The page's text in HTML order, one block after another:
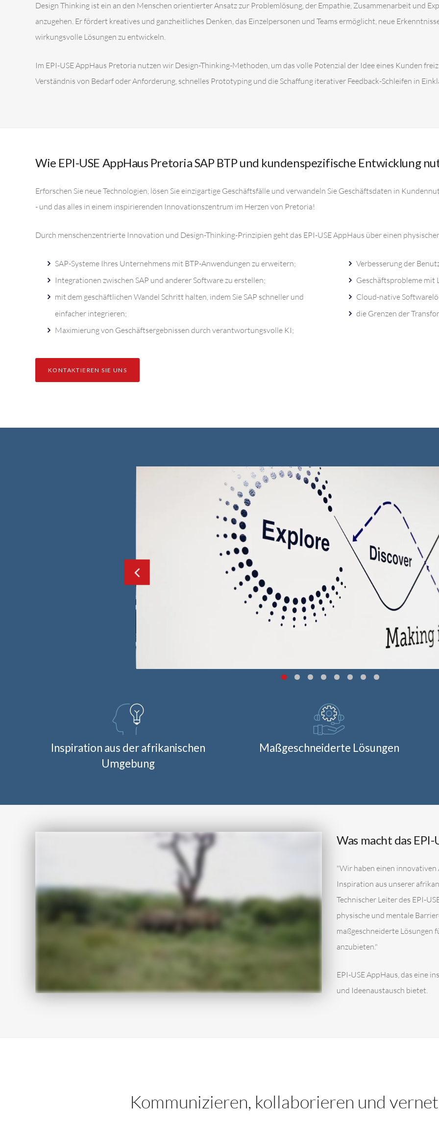
Design Thinking ist ein an den Menschen orientierter Ansatz zur Problemlösung, der Empathie, Zusammenarbeit und
anzugehen. Er fördert kreatives und ganzheitliches Denken, das Einzelpersonen und Teams ermöglicht, neue
wirkungsvolle Lösungen zu entwickeln.
Im EPI-USE AppHaus Pretoria nutzen wir Design-Thinking-Methoden, um das volle Potenzial der Idee eines Kunden
Verständnis von Bedarf oder Anforderung, schnelles Prototyping und die Schaffung iterativer Feedback-Schleifen in
Wie EPI-USE AppHaus Pretoria SAP BTP und kundenspezifische Entwicklung
Erforschen Sie neue Technologien, lösen Sie einzigartige Geschäftsfälle und verwandeln Sie Geschäftsdaten in
- und das alles in einem inspirierenden Innovationszentrum im Herzen von Pretoria!
Durch menschenzentrierte Innovation und Design-Thinking-Prinzipien geht das EPI-USE AppHaus über einen
SAP-Systeme Ihres Unternehmens mit BTP-Anwendungen zu erweitern;
Integrationen zwischen SAP und anderer Software zu erstellen;
mit dem geschäftlichen Wandel Schritt halten, indem Sie SAP schneller und
einfacher integrieren;
Maximierung von Geschäftsergebnissen durch verantwortungsvolle KI;
Verbesserung der
Geschäftsprobleme mit
Cloud-native
die Grenzen der
KONTAKTIEREN SIE UNS
Previ
Inspiration aus der afrikanischen
Umgebung
Maßgeschneiderte Lösungen
Was macht das
"Wir haben einen
Inspiration aus unserer
Technischer Leiter des EPI-
physische und mentale
maßgeschneiderte Lösungen
anzubieten."
EPI-USE AppHaus, das eine
und Ideenaustausch bietet.
Kommunizieren, kollaborieren und